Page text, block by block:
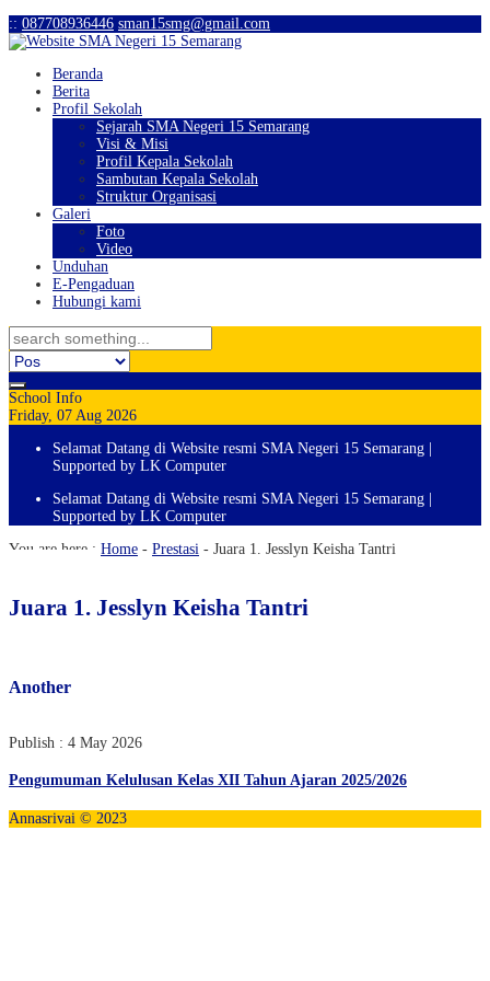
:: 087708936446 sman15smg@gmail.com
Beranda
Berita
Profil Sekolah
Sejarah SMA Negeri 15 Semarang
Visi & Misi
Profil Kepala Sekolah
Sambutan Kepala Sekolah
Struktur Organisasi
Galeri
Foto
Video
Unduhan
E-Pengaduan
Hubungi kami
School Info
Friday, 07 Aug 2026
Selamat Datang di Website resmi SMA Negeri 15 Semarang |
Supported by LK Computer
Selamat Datang di Website resmi SMA Negeri 15 Semarang |
Supported by LK Computer
You are here : Home - Prestasi - Juara 1. Jesslyn Keisha Tantri
Juara 1. Jesslyn Keisha Tantri
Another
Publish : 4 May 2026
Pengumuman Kelulusan Kelas XII Tahun Ajaran 2025/2026
Annasrivai © 2023